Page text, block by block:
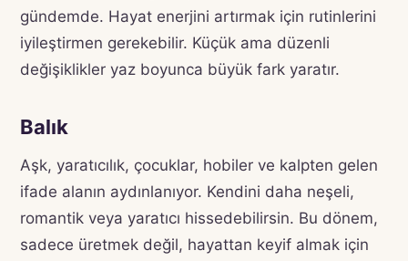
gündemde. Hayat enerjini artırmak için rutinlerini
iyileştirmen gerekebilir. Küçük ama düzenli
değişiklikler yaz boyunca büyük fark yaratır.
Balık
Aşk, yaratıcılık, çocuklar, hobiler ve kalpten gelen
ifade alanın aydınlanıyor. Kendini daha neşeli,
romantik veya yaratıcı hissedebilirsin. Bu dönem,
sadece üretmek değil, hayattan keyif almak için